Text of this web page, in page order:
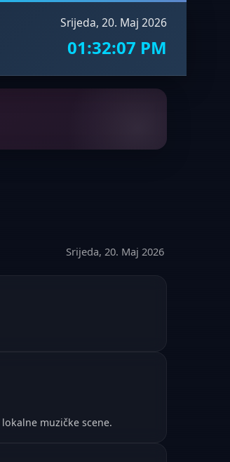
Srijeda, 20. Maj 2026
01:32:08 PM
Srijeda, 20. Maj 2026
muzičke scene.